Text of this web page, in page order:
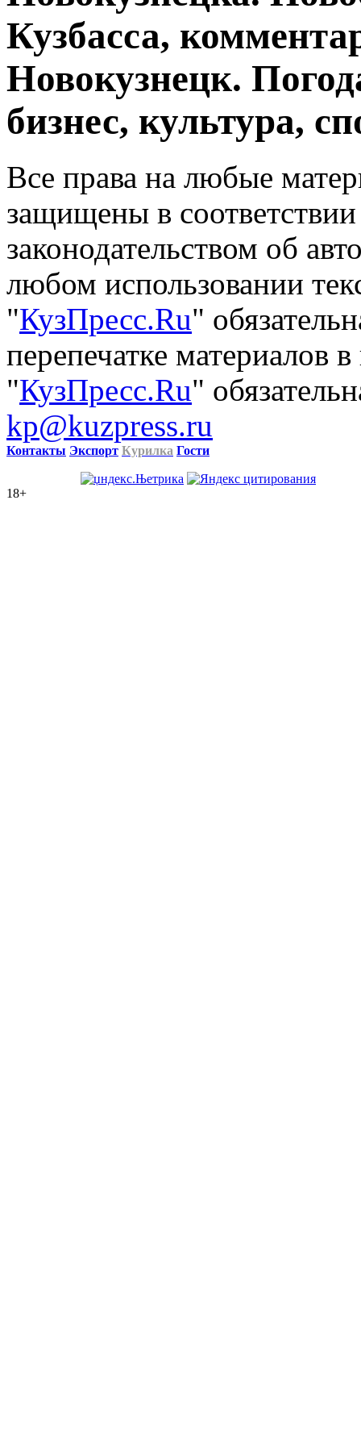
Кузбасса,
Новокузнецк.
бизнес, культура,
Все права на любые
защищены в
законодательством об
любом использовании
"КузПресс.Ru"
перепечатке материалов
"КузПресс.Ru"
kp@kuzpress.ru
Контакты Экспорт Курилка Гости
18+